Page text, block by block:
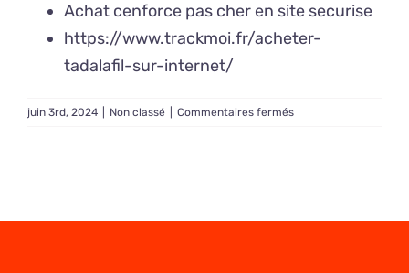
Achat cenforce pas cher en site securise
https://www.trackmoi.fr/acheter-
tadalafil-sur-internet/
juin 3rd, 2024 Non classé Commentaires ferméssur
en